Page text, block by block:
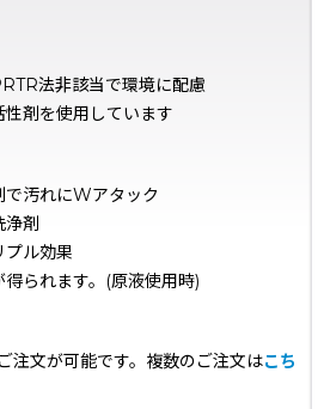
法非該当で環境に配慮
剤を使用しています
汚れにWアタック
浄剤
プル効果
られます。(原液使用時)
注文が可能です。複数のご注文はこち